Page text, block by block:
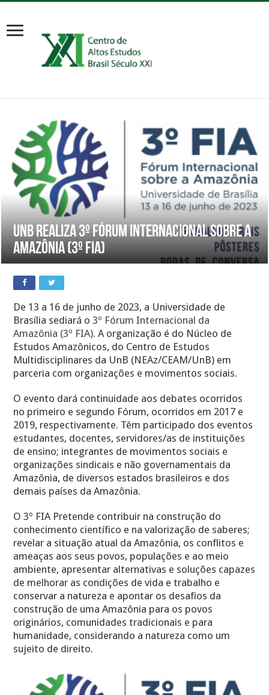
UnB realiza 3º Fórum Internacional sobre a
Amazônia (3º FIA)
De 13 a 16 de junho de 2023, a Universidade de
Brasília sediará o3º Fórum Internacional da
Amazônia (3º FIA). A organização é do Núcleo de
Estudos Amazônicos, do Centro de Estudos
Multidisciplinares da UnB (NEAz/CEAM/UnB) em
parceria com organizações e movimentos sociais.
O evento dará continuidade aos debates ocorridos
no primeiro e segundo Fórum, ocorridos em 2017 e
2019, respectivamente. Têm participado dos eventos
estudantes, docentes, servidores/as de instituições
de ensino; integrantes de movimentos sociais e
organizações sindicais e não governamentais da
Amazônia, de diversos estados brasileiros e dos
demais países da Amazônia.
O 3º FIA Pretende contribuir na construção do
conhecimento científico e na valorização de saberes;
revelar a situação atual da Amazônia, os conflitos e
ameaças aos seus povos, populações e ao meio
ambiente, apresentar alternativas e soluções capazes
de melhorar as condições de vida e trabalho e
conservar a natureza e apontar os desafios da
construção de uma Amazônia para os povos
originários, comunidades tradicionais e para
humanidade, considerando a natureza como um
sujeito de direito.